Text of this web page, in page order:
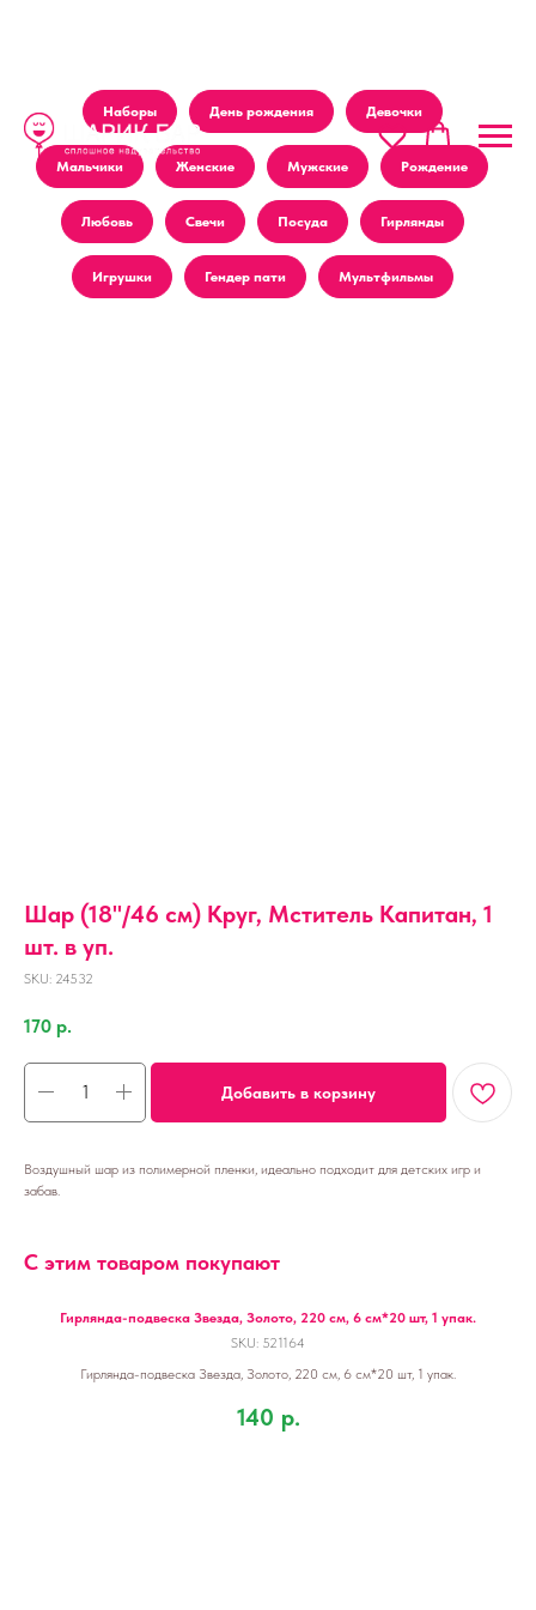
Наборы День рождения Девочки
Мальчики Женские Мужские Рождение
Любовь Свечи Посуда Гирлянды
Игрушки Гендер пати Мультфильмы
Шар (18''/46 см) Круг, Мститель Капитан, 1
шт. в уп.
SKU: 24532
170 р.
Добавить в корзину
Воздушный шар из полимерной пленки, идеально подходит для детских игр и
забав.
С этим товаром покупают
Гирлянда-подвеска Звезда, Золото, 220 см, 6 см*20 шт, 1 упак.
SKU: 521164
Гирлянда-подвеска Звезда, Золото, 220 см, 6 см*20 шт, 1 упак.
140 р.